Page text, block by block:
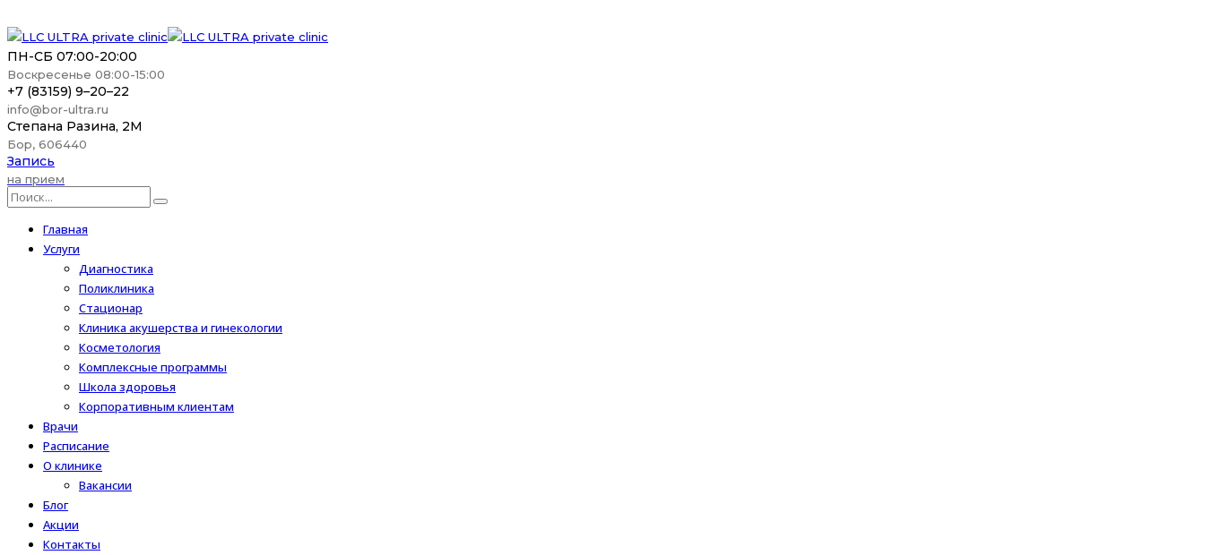
ПН-СБ 07:00-20:00
Воскресенье 08:00-15:00
+7 (83159) 9–20–22
info@bor-ultra.ru
Степана Разина, 2М
Бор, 606440
Запись
на прием
Главная
Услуги
Диагностика
Поликлиника
Стационар
Клиника акушерства и гинекологии
Косметология
Комплексные программы
Школа здоровья
Корпоративным клиентам
Врачи
Расписание
О клинике
Вакансии
Блог
Акции
Контакты